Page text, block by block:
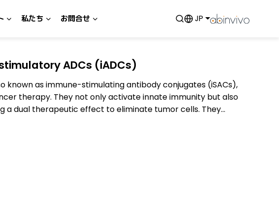
私たち お問合せ JP
ADCs (iADCs)
known as immune-stimulating antibody conjugates (iSACs),
therapy. They not only activate innate immunity but also
a dual therapeutic effect to eliminate tumor cells. They